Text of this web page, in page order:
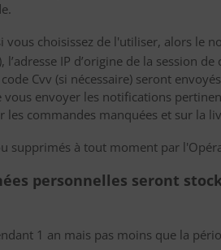
choisissez de l'utiliser, alors le
l’adresse IP d’origine de la session
Cvv (si nécessaire) seront
envoyer les notifications
commandes manquées et sur la
supprimés à tout moment par
personnelles seront
1 an mais pas moins que la